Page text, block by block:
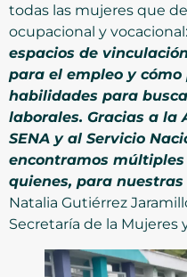
todas las mujeres que
ocupacional y vocacional:
espacios de
para el empleo y
habilidades para
laborales. Gracias a la
SENA y al Servicio
encontramos
quienes, para
Natalia Gutiérrez
Secretaría de la Mujeres